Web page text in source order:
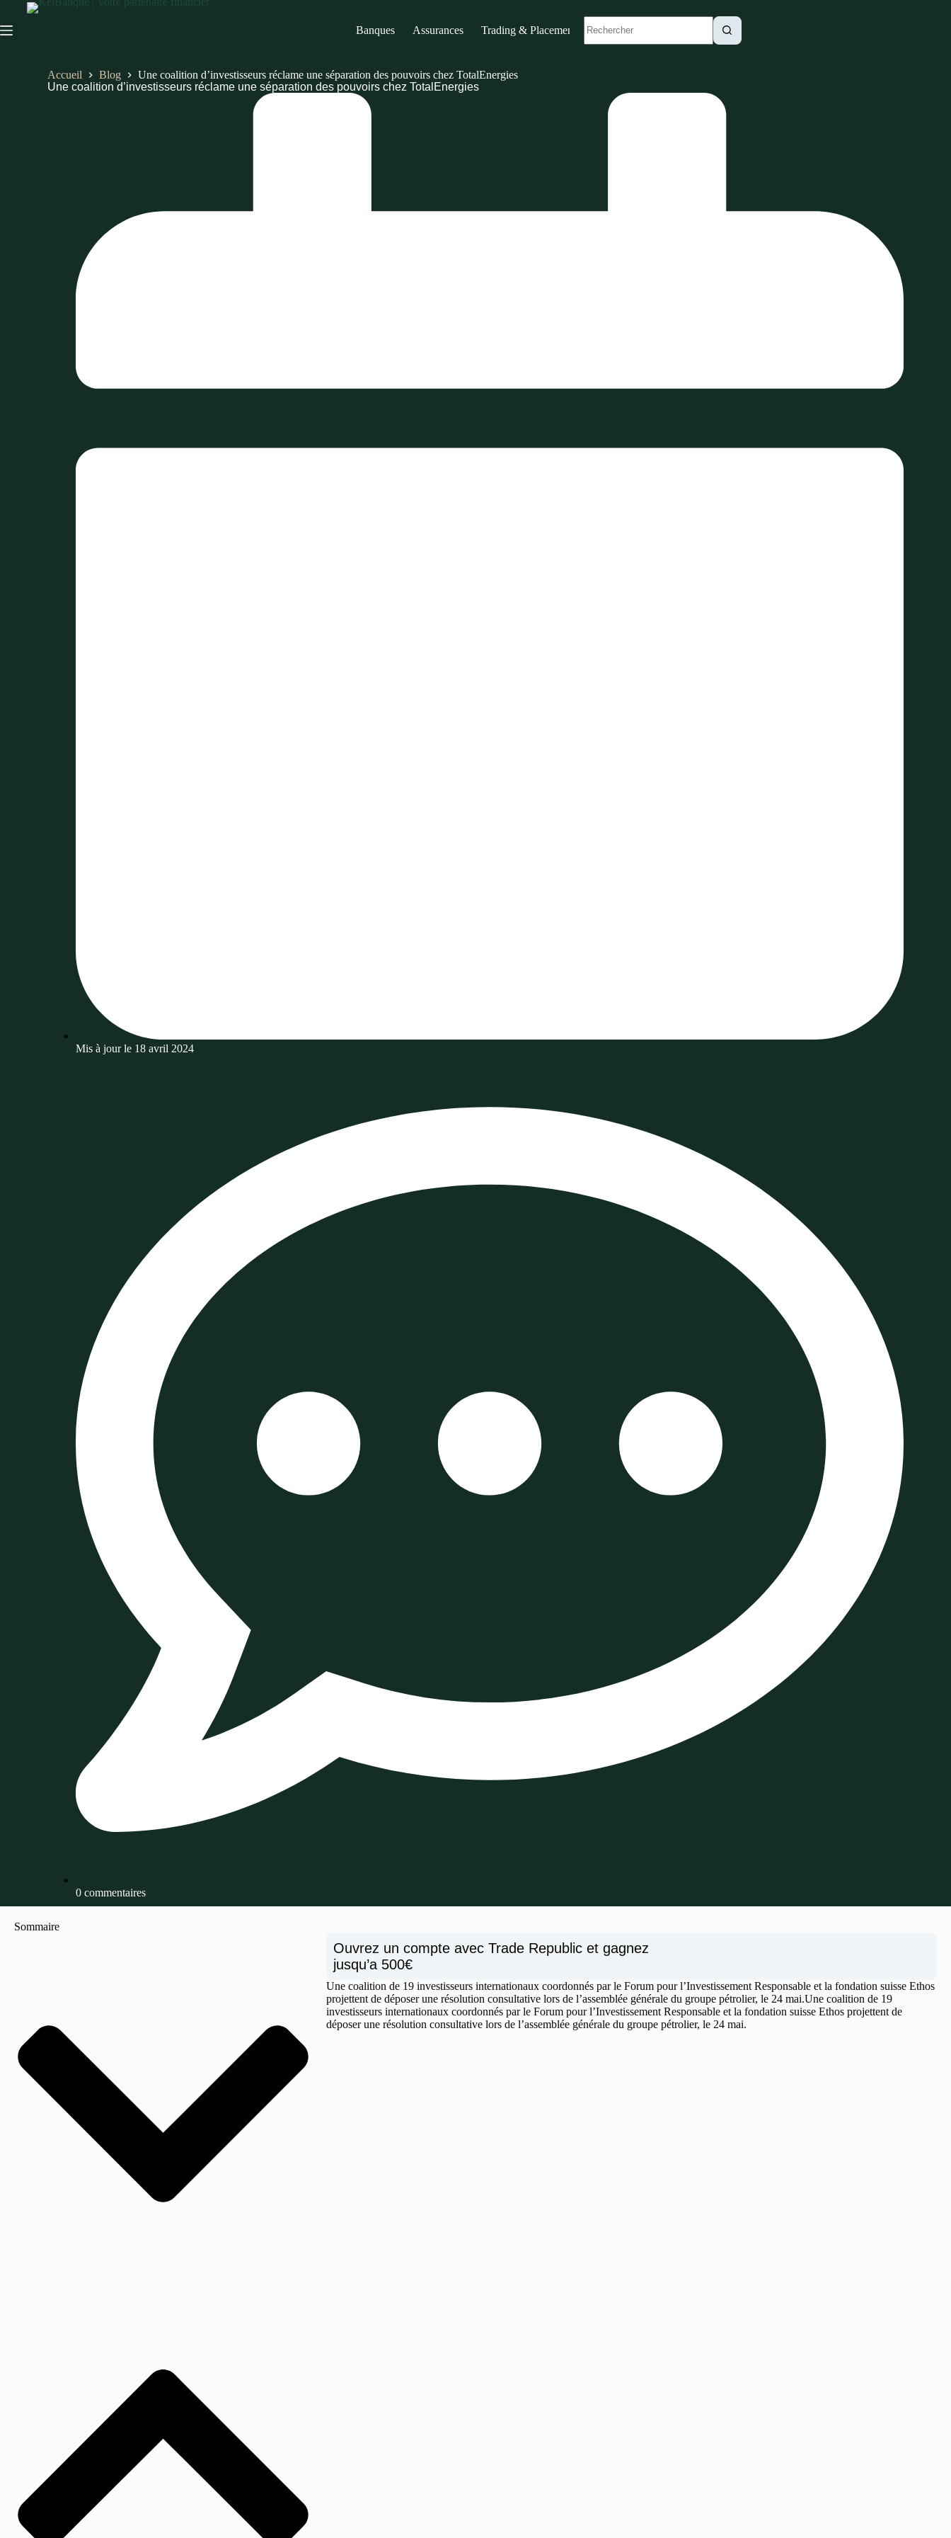
Banques Assurances Trading & Placements
Accueil Blog
Une coalition d’investisseurs réclame une séparation des pouvoirs chez TotalEnergies
Une coalition d’investisseurs réclame une séparation des pouvoirs chez TotalEnergies
Mis à jour le 18 avril 2024
0 commentaires
Sommaire
Ouvrez un compte avec Trade Republic et gagnez
jusqu’a 500€
Une coalition de 19 investisseurs internationaux coordonnés par le Forum pour l’Investissement Responsable et la fondation suisse Ethos
projettent de déposer une résolution consultative lors de l’assemblée générale du groupe pétrolier, le 24 mai.Une coalition de 19
investisseurs internationaux coordonnés par le Forum pour l’Investissement Responsable et la fondation suisse Ethos projettent de
déposer une résolution consultative lors de l’assemblée générale du groupe pétrolier, le 24 mai.